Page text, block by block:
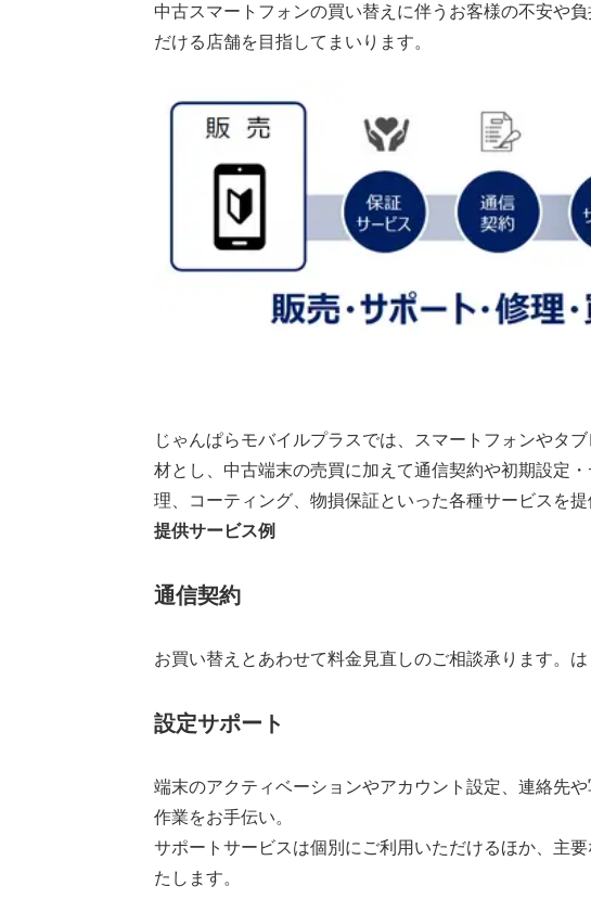
中古スマートフォンの買い替えに伴うお客様の不安や
だける店舗を目指してまいります。
じゃんぱらモバイルプラスでは、スマートフォンやタ
材とし、中古端末の売買に加えて通信契約や初期設定
理、コーティング、物損保証といった各種サービスを提
提供サービス例
通信契約
お買い替えとあわせて料金見直しのご相談承ります。
設定サポート
端末のアクティベーションやアカウント設定、連絡先
作業をお手伝い。
サポートサービスは個別にご利用いただけるほか、主
たします。